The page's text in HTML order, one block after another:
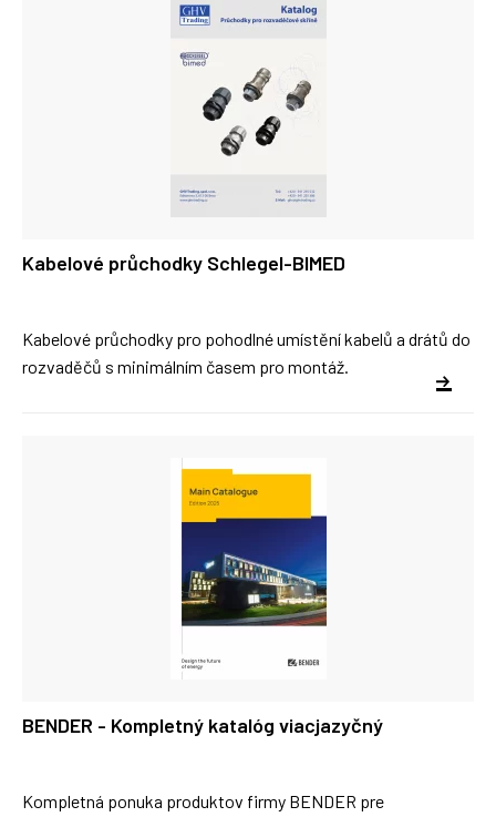
Kabelové průchodky Schlegel-BIMED
Kabelové průchodky pro pohodlné umístění kabelů a drátů do
rozvaděčů s minimálním časem pro montáž.
BENDER - Kompletný katalóg viacjazyčný
Kompletná ponuka produktov firmy BENDER pre